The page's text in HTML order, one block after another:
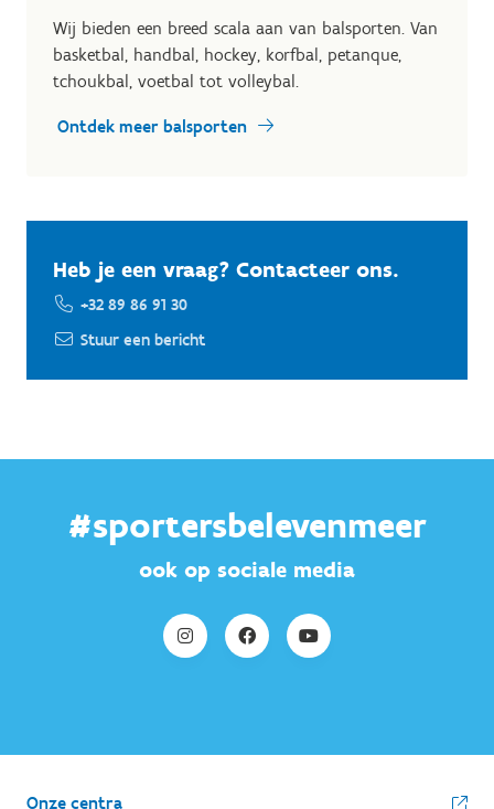
Wij bieden een breed scala aan van balsporten. Van
basketbal, handbal, hockey, korfbal, petanque,
tchoukbal, voetbal tot volleybal.
Ontdek meer balsporten
Heb je een vraag? Contacteer ons.
+32 89 86 91 30
Stuur een bericht
#sportersbelevenmeer
ook op sociale media
Onze centra